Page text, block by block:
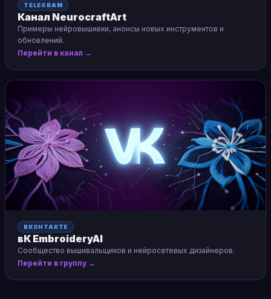
TELEGRAM
Канал NeurocraftArt
Примеры нейровышивки, анонсы новых инструментов и
обновлений.
Перейти в канал →
ВКОНТАКТЕ
вК EmbroideryAI
Сообщество вышивальщиков и нейросетевых дизайнеров.
Перейти в группу →